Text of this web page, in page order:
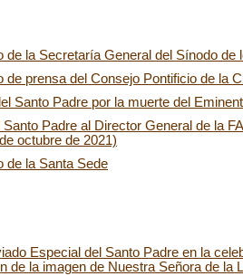
de la Secretaría General del Sínodo de
de prensa del Consejo Pontificio de la
Santo Padre por la muerte del
Santo Padre al Director General de la
octubre de 2021)
de la Santa Sede
Especial del Santo Padre en la
de la imagen de Nuestra Señora de